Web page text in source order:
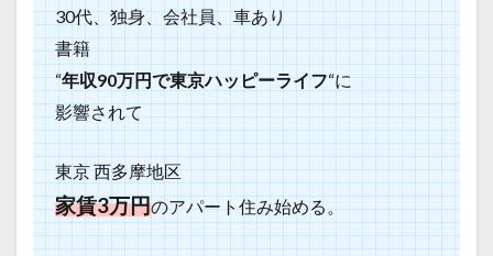
30代、独身、会社員、車あり
書籍
“年収90万円で東京ハッピーライフ“に
影響されて
東京 西多摩地区
家賃3万円のアパート住み始める。